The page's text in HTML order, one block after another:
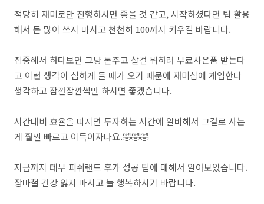
적당히 재미로만 진행하시면 좋을 것 같고, 시작하셨다면 팁 활용
해서 돈 많이 쓰지 마시고 천천히 100까지 키우길 바랍니다.
집중해서 하다보면 그냥 돈주고 살걸 뭐하러 무료사은품 받는다
고 이런 생각이 심하게 들 때가 오기 때문에 재미삼에 게임한다
생각하고 잠깐잠깐씩만 하시면 좋겠습니다.
시간대비 효율을 따지면 투자하는 시간에 알바해서 그걸로 사는
게 훨씬 빠르고 이득이자나요.🤣🤣🤣
지금까지 테무 피쉬랜드 후가 성공 팁에 대해서 알아보았습니다.
장마철 건강 잃지 마시고 늘 행복하시기 바랍니다.